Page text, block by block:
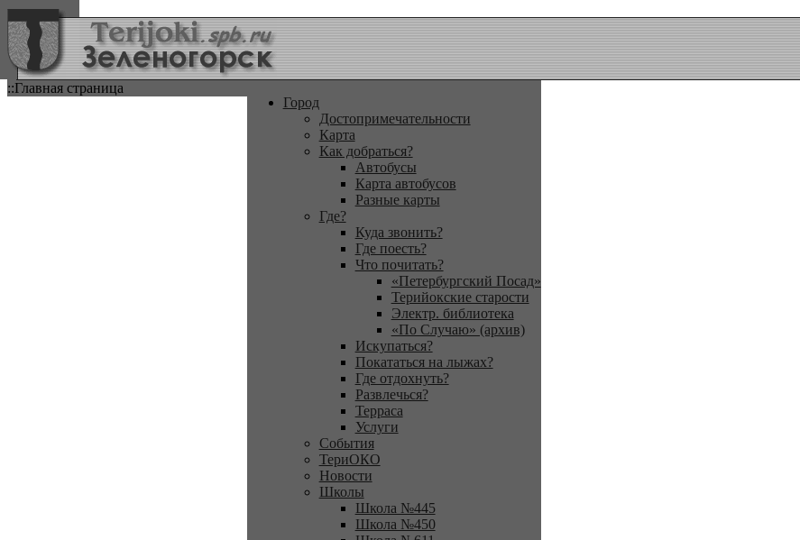
::Главная страница
Город
Достопримечательности
Карта
Как добраться?
Автобусы
Карта автобусов
Разные карты
Где?
Куда звонить?
Где поесть?
Что почитать?
«Петербургский Посад»
Терийокские старости
Электр. библиотека
«По Случаю» (архив)
Искупаться?
Покататься на лыжах?
Где отдохнуть?
Развлечься?
Терраса
Услуги
События
ТериОКО
Новости
Школы
Школа №445
Школа №450